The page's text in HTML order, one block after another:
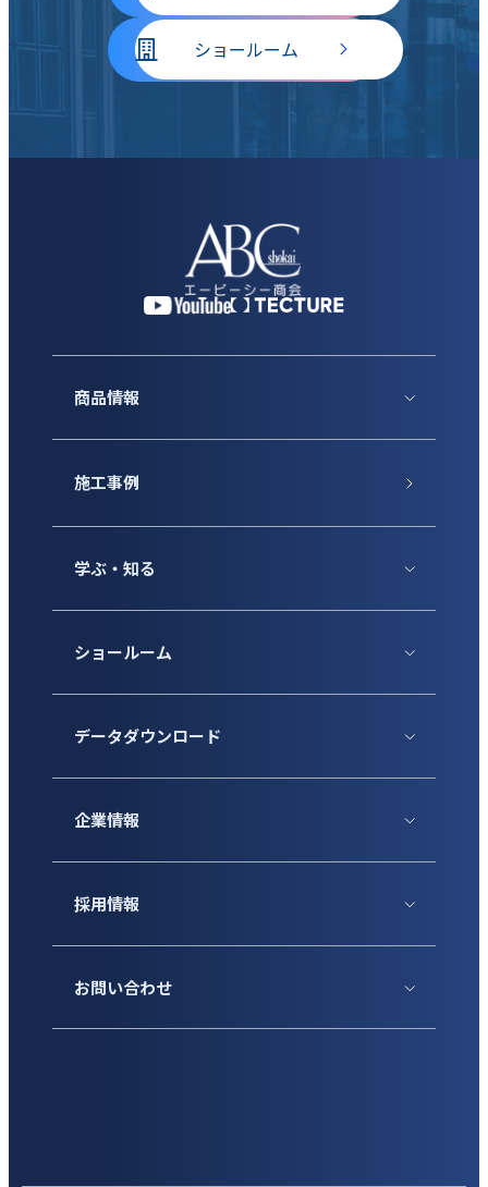
ショールーム
商品情報
施工事例
学ぶ・知る
ショールーム
データダウンロード
企業情報
採用情報
お問い合わせ